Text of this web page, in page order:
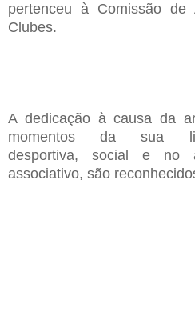
pertenceu à Comissão
Clubes.
A dedicação à causa da
momentos da sua
desportiva, social e no
associativo, são